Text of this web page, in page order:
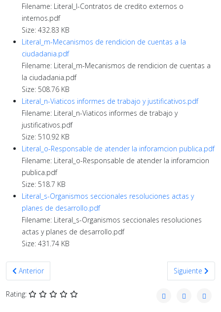
Filename: Literal_l-Contratos de credito externos o
internos.pdf
Size: 432.83 KB
Literal_m-Mecanismos de rendicion de cuentas a la
ciudadania.pdf
Filename: Literal_m-Mecanismos de rendicion de cuentas a
la ciudadania.pdf
Size: 508.76 KB
Literal_n-Viaticos informes de trabajo y justificativos.pdf
Filename: Literal_n-Viaticos informes de trabajo y
justificativos.pdf
Size: 510.92 KB
Literal_o-Responsable de atender la inforamcion publica.pdf
Filename: Literal_o-Responsable de atender la inforamcion
publica.pdf
Size: 518.7 KB
Literal_s-Organismos seccionales resoluciones actas y
planes de desarrollo.pdf
Filename: Literal_s-Organismos seccionales resoluciones
actas y planes de desarrollo.pdf
Size: 431.74 KB
Artículo anterior: Abril 2020
Anterior Artículo
Siguiente
Rating: